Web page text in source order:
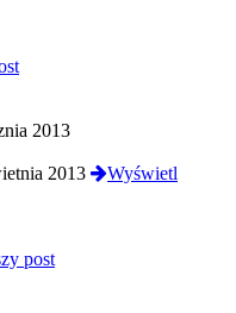
2013
2013
Wyświetl
post